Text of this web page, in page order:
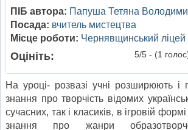
ПІБ автора: Папуша Тетяна
Посада: вчитель мистецтва
Місце роботи: Чернявщинський ліцей
Оцініть: 5/5 - (1
На уроці- розвазі учні розширюють і
знання про творчість відомих
сучасних, так і класиків, в ігровій
знання про жанри